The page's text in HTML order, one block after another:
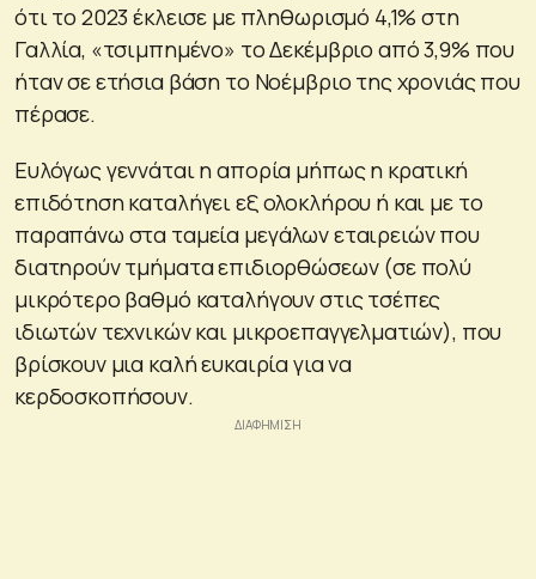
ότι το 2023 έκλεισε με πληθωρισμό 4,1% στη
Γαλλία, «τσιμπημένο» το Δεκέμβριο από 3,9% που
ήταν σε ετήσια βάση το Νοέμβριο της χρονιάς που
πέρασε.
Ευλόγως γεννάται η απορία μήπως η κρατική
επιδότηση καταλήγει εξ ολοκλήρου ή και με το
παραπάνω στα ταμεία μεγάλων εταιρειών που
διατηρούν τμήματα επιδιορθώσεων (σε πολύ
μικρότερο βαθμό καταλήγουν στις τσέπες
ιδιωτών τεχνικών και μικροεπαγγελματιών), που
βρίσκουν μια καλή ευκαιρία για να
κερδοσκοπήσουν.